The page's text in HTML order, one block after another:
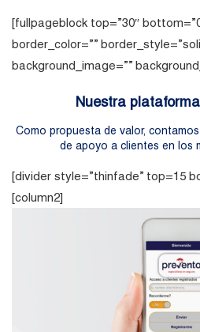
[fullpageblock top=”30″
border_color=””
background_image=””
Nuestra plataforma
Como propuesta de valor,
de apoyo a clientes en los
[divider style=”thinfade” top=15
[column2]